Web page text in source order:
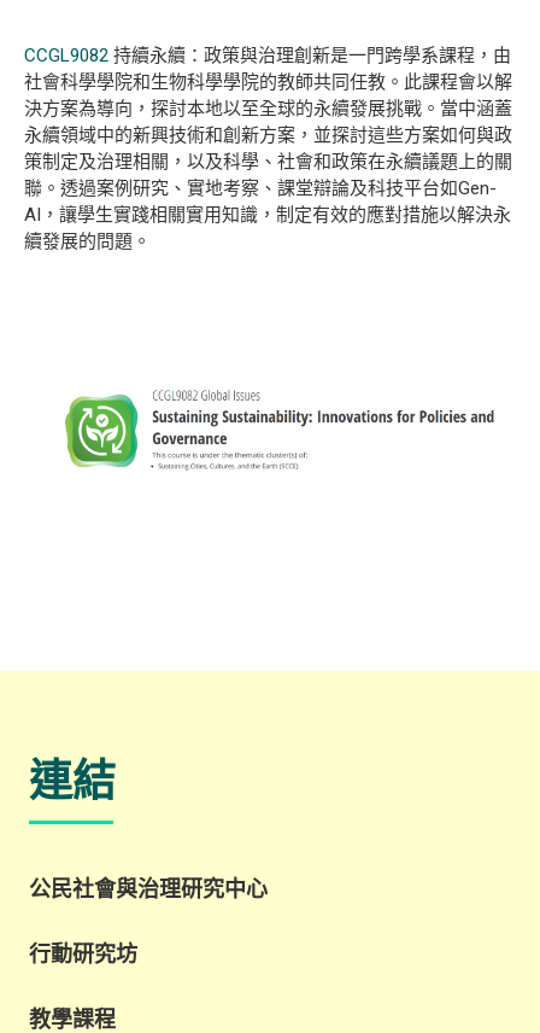
CCGL9082 持續永續：政策與治理創新是一門跨學系課程，由
社會科學學院和生物科學學院的教師共同任教。此課程會以解
決方案為導向，探討本地以至全球的永續發展挑戰。當中涵蓋
永續領域中的新興技術和創新方案，並探討這些方案如何與政
策制定及治理相關，以及科學、社會和政策在永續議題上的關
聯。透過案例研究、實地考察、課堂辯論及科技平台如Gen-
AI，讓學生實踐相關實用知識，制定有效的應對措施以解決永
續發展的問題。
連結
公民社會與治理研究中心
行動研究坊
教學課程